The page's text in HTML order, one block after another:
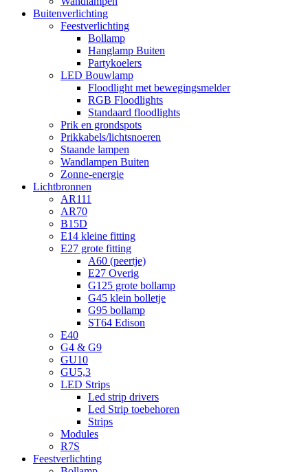
Buitenverlichting
Feestverlichting
Bollamp
Hanglamp Buiten
Partykoelers
LED Bouwlamp
Floodlight met bewegingsmelder
RGB Floodlights
Standaard floodlights
Prik en grondspots
Prikkabels/lichtsnoeren
Staande lampen
Wandlampen Buiten
Zonne-energie
Lichtbronnen
AR111
AR70
B15D
E14 kleine fitting
E27 grote fitting
A60 (peertje)
E27 Overig
G125 grote bollamp
G45 klein bolletje
G95 bollamp
ST64 Edison
E40
G4 & G9
GU10
GU5,3
LED Strips
Led strip drivers
Led Strip toebehoren
Strips
Modules
R7S
Feestverlichting